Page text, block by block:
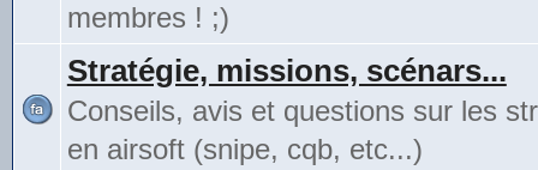
membres ! ;)
Stratégie, missions, scénars...
Conseils, avis et questions sur les
en airsoft (snipe, cqb, etc...)